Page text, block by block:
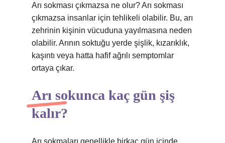
Arı sokması çıkmazsa ne olur? Arı sokması
çıkmazsa insanlar için tehlikeli olabilir. Bu, arı
zehrinin kişinin vücuduna yayılmasına neden
olabilir. Arının soktuğu yerde şişlik, kızarıklık,
kaşıntı veya hatta hafif ağrılı semptomlar
ortaya çıkar.
Arı sokunca kaç gün şiş
kalır?
Arı sokmaları genellikle birkaç gün içinde